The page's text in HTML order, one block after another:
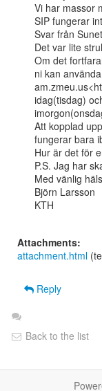
Vi har massor
SIP fungerar
Svar från
Det var lite
Om det
ni kan
idag(tisdag)
Att kopplad
fungerar bara
Hur är det för
P.S. Jag har
Med vänlig
Björn Larsson
KTH
Attachments:
attachment.html
Reply
Back to the list